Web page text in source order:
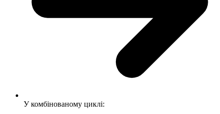
У комбінованому циклі: